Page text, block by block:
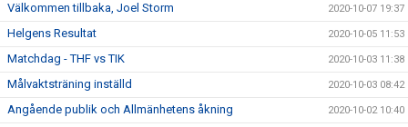
Välkommen tillbaka, Joel Storm 2020-10-07 19:37
Helgens Resultat 2020-10-05 11:53
Matchdag - THF vs TIK 2020-10-03 11:38
Målvaktsträning inställd 2020-10-03 08:42
Angående publik och Allmänhetens åkning 2020-10-02 10:40